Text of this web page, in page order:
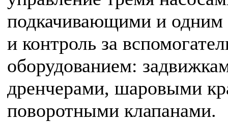
подкачивающими и
и контроль за
оборудованием:
дренчерами, шаровыми
поворотными клапанами.